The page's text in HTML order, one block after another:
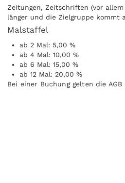
Zeitungen, Zeitschriften (vor
länger und die Zielgruppe kommt
Harzdruckerei kann ohne
Malstaffel
ab 2 Mal: 5,00 %
ab 4 Mal: 10,00 %
ab 6 Mal: 15,00 %
ab 12 Mal: 20,00 %
Bei einer Buchung gelten die